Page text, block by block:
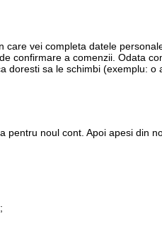
care vei completa datele
confirmare a comenzii. Odata
doresti sa le schimbi (exemplu: o
noul cont. Apoi apesi din